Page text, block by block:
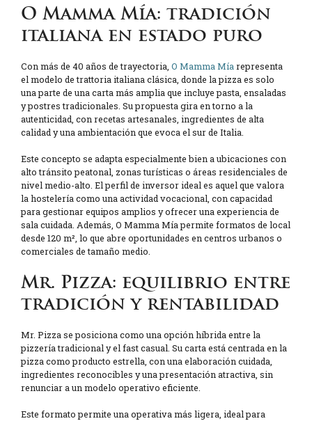
O Mamma Mía: tradición
italiana en estado puro
Con más de 40 años de trayectoria, O Mamma Mía representa
el modelo de trattoria italiana clásica, donde la pizza es solo
una parte de una carta más amplia que incluye pasta, ensaladas
y postres tradicionales. Su propuesta gira en torno a la
autenticidad, con recetas artesanales, ingredientes de alta
calidad y una ambientación que evoca el sur de Italia.
Este concepto se adapta especialmente bien a ubicaciones con
alto tránsito peatonal, zonas turísticas o áreas residenciales de
nivel medio-alto. El perfil de inversor ideal es aquel que valora
la hostelería como una actividad vocacional, con capacidad
para gestionar equipos amplios y ofrecer una experiencia de
sala cuidada. Además, O Mamma Mía permite formatos de local
desde 120 m², lo que abre oportunidades en centros urbanos o
comerciales de tamaño medio.
Mr. Pizza: equilibrio entre
tradición y rentabilidad
Mr. Pizza se posiciona como una opción híbrida entre la
pizzería tradicional y el fast casual. Su carta está centrada en la
pizza como producto estrella, con una elaboración cuidada,
ingredientes reconocibles y una presentación atractiva, sin
renunciar a un modelo operativo eficiente.
Este formato permite una operativa más ligera, ideal para